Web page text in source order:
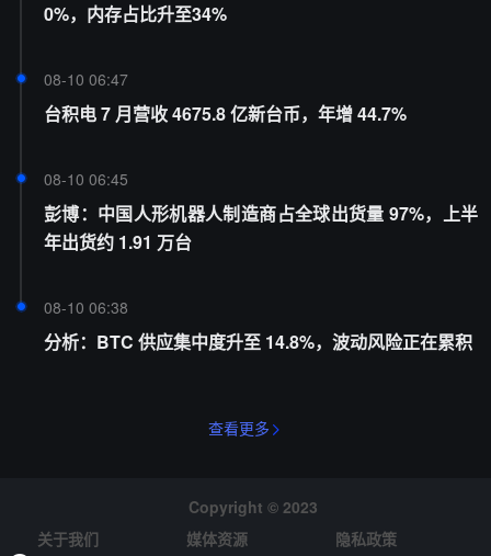
0%，内存占比升至34%
08-10 06:47
台积电 7 月营收 4675.8 亿新台币，年增 44.7%
08-10 06:45
彭博：中国人形机器人制造商占全球出货量 97%，上半
年出货约 1.91 万台
08-10 06:38
分析：BTC 供应集中度升至 14.8%，波动风险正在累积
查看更多
Copyright © 2023
关于我们
媒体资源 隐私政策